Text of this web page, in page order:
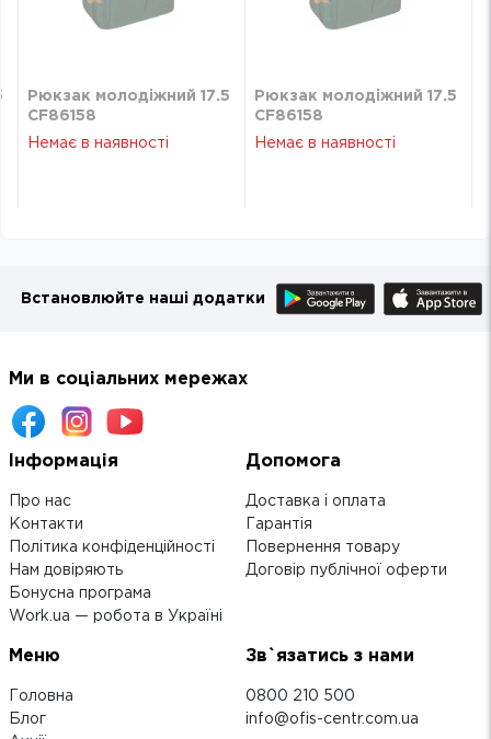
Рюкзак молодіжний 17.5
CF86158
Немає в наявності
Рюкзак молодіжний 17.5
CF86158
Немає в наявності
Встановлюйте наші додатки
Ми в соціальних мережах
Інформація
Про нас
Контакти
Політика конфіденційності
Нам довіряють
Бонусна програма
Work.ua — робота в Україні
Допомога
Доставка і оплата
Гарантія
Повернення товару
Договір публічної оферти
Меню
Головна
Блог
Зв`язатись з нами
0800 210 500
info@ofis-centr.com.ua